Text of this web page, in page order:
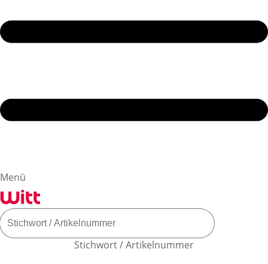
Menü
Stichwort / Artikelnummer